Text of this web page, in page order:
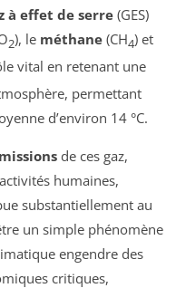
à effet de serre (GES)
2), le méthane (CH4) et
vital en retenant une
permettant
d’environ 14 °C.
de ces gaz,
humaines,
substantiellement au
un simple phénomène
engendre des
critiques,